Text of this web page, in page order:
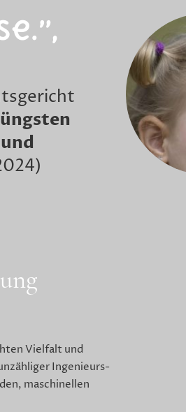
Vielfalt und
Ingenieurs-
maschinellen